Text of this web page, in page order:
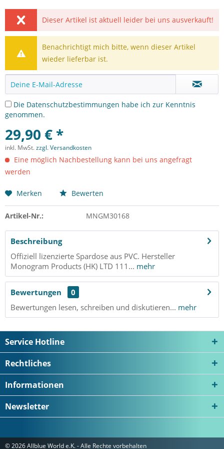
Dieser Artikel ist aktuell leider bei uns ausverkauft!
Benachrichtigt mich bitte, wenn dieser Artikel
wieder lieferbar ist.
Die Datenschutzbestimmungen habe ich zur Kenntnis
genommen.
29,90 € *
inkl. MwSt.zzgl. Versandkosten
Eine möglich Nachbestellung kann bei uns angefragt
werden
Merken Bewerten
Artikel-Nr.: MNGM30168
Beschreibung
Offiziell lizenzierte Spardose aus PVC. Hersteller
Monogram Products (HK) LTD 111... mehr
Bewertungen
0
Bewertungen lesen, schreiben und diskutieren... mehr
Service Hotline
Rechtliches
Informationen
Newsletter
© 2026 Allblue World e.K. - Alle Rechte vorbehalten